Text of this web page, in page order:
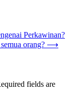
Perkawinan?
orang? ⟶
fields are